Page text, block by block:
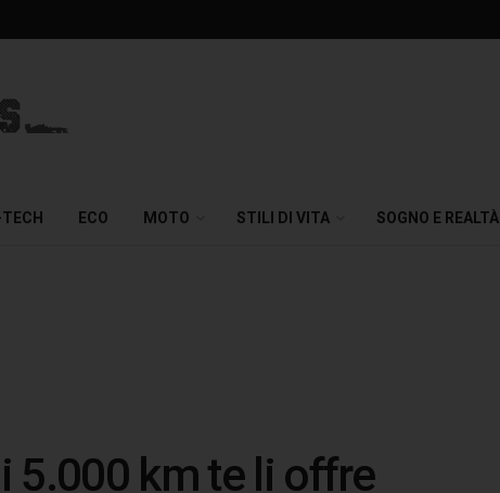
ECO MOTO STILI DI VITA SOGNO E REALTÀ
5.000 km te li offre